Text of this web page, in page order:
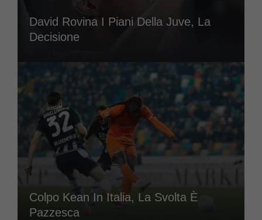
David Rovina I Piani Della Juve, La
Decisione
Colpo Kean In Italia, La Svolta È
Pazzesca